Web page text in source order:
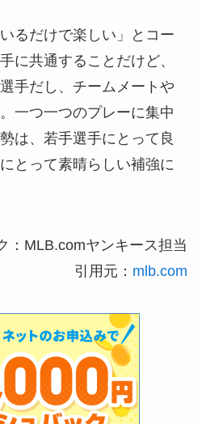
るだけで楽しい」とコー
に共通することだけど、
手だし、チームメートや
一つ一つのプレーに集中
は、若手選手にとって良
とって素晴らしい補強に
：MLB.comヤンキース担当
引用元： mlb.com